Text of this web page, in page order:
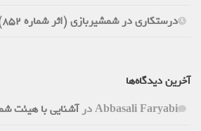
درستکاری در شمشیربازی (اثر شماره 852)
آخرین دیدگاه‌ها
Abbasali Faryabiدرآشنایی با هیئت